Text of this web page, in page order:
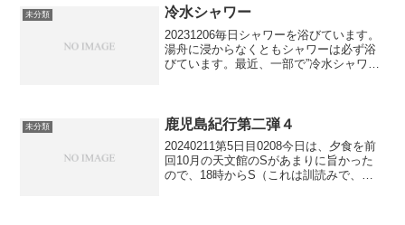
のポイントが付与され、実質12%引き
の、...
未分類 冷水シャワー
20231206毎日シャワーを浴びています。
湯舟に浸からなくともシャワーは必ず浴
びています。最近、一部で”冷水シャワ
自分もやっ...
未分類 鹿児島紀行第二弾４
20240211第5日目0208今日は、夕食を前
回10月の天文館のSがあまりに旨かった
ので、18時からS（これは訓読みで、正